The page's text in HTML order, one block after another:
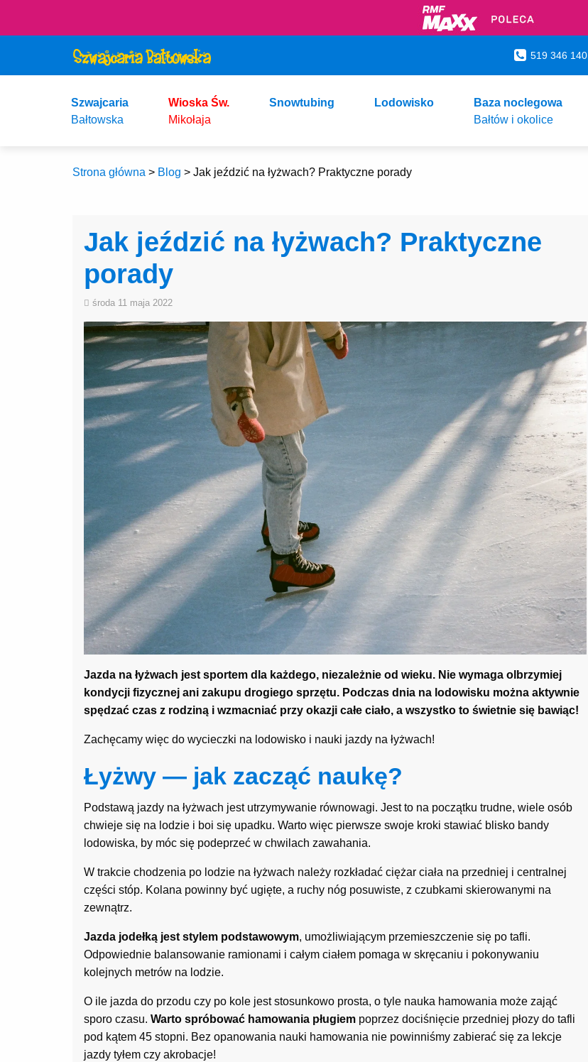
519 346 140
Szwajcaria
Bałtowska
Wioska Św.
Mikołaja
Snowtubing Lodowisko
Baza noclegowa
Bałtów i okolice
Strona główna > Blog > Jak jeździć na łyżwach? Praktyczne porady
Jak jeździć na łyżwach? Praktyczne
porady
środa 11 maja 2022
Jazda na łyżwach jest sportem dla każdego, niezależnie od wieku. Nie wymaga olbrzymiej
kondycji fizycznej ani zakupu drogiego sprzętu. Podczas dnia na lodowisku można aktywnie
spędzać czas z rodziną i wzmacniać przy okazji całe ciało, a wszystko to świetnie się bawiąc!
Zachęcamy więc do wycieczki na lodowisko i nauki jazdy na łyżwach!
Łyżwy — jak zacząć naukę?
Podstawą jazdy na łyżwach jest utrzymywanie równowagi. Jest to na początku trudne, wiele osób
chwieje się na lodzie i boi się upadku. Warto więc pierwsze swoje kroki stawiać blisko bandy
lodowiska, by móc się podeprzeć w chwilach zawahania.
W trakcie chodzenia po lodzie na łyżwach należy rozkładać ciężar ciała na przedniej i centralnej
części stóp. Kolana powinny być ugięte, a ruchy nóg posuwiste, z czubkami skierowanymi na
zewnątrz.
Jazda jodełką jest stylem podstawowym, umożliwiającym przemieszczenie się po tafli.
Odpowiednie balansowanie ramionami i całym ciałem pomaga w skręcaniu i pokonywaniu
kolejnych metrów na lodzie.
O ile jazda do przodu czy po kole jest stosunkowo prosta, o tyle nauka hamowania może zająć
sporo czasu. Warto spróbować hamowania pługiem poprzez dociśnięcie przedniej płozy do tafli
pod kątem 45 stopni. Bez opanowania nauki hamowania nie powinniśmy zabierać się za lekcje
jazdy tyłem czy akrobacje!